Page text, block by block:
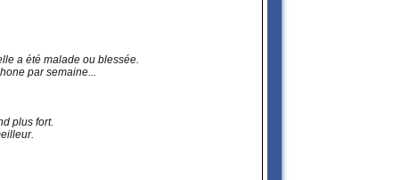
a été malade ou blessée.
par semaine...
plus fort.